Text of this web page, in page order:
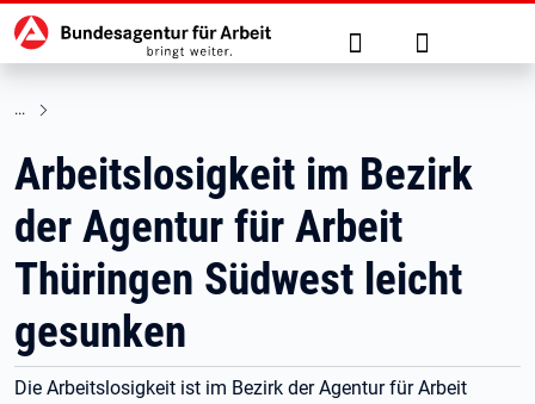
zu den Hauptinhalten springen
Hauptnavigation Suche Anmelden
Arbeitslosigkeit im Bezirk
der Agentur für Arbeit
Thüringen Südwest leicht
gesunken
Die Arbeitslosigkeit ist im Bezirk der Agentur für Arbeit